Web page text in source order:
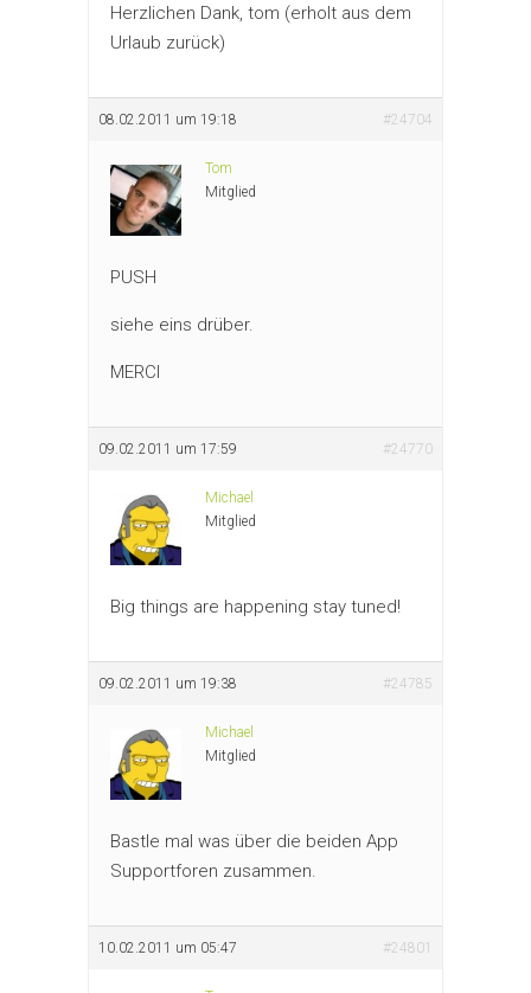
Herzlichen Dank, tom (erholt aus dem
Urlaub zurück)
08.02.2011 um 19:18 #24704
Tom
Mitglied
PUSH
siehe eins drüber.
MERCI
09.02.2011 um 17:59 #24770
Michael
Mitglied
Big things are happening stay tuned!
09.02.2011 um 19:38 #24785
Michael
Mitglied
Bastle mal was über die beiden App
Supportforen zusammen.
10.02.2011 um 05:47 #24801